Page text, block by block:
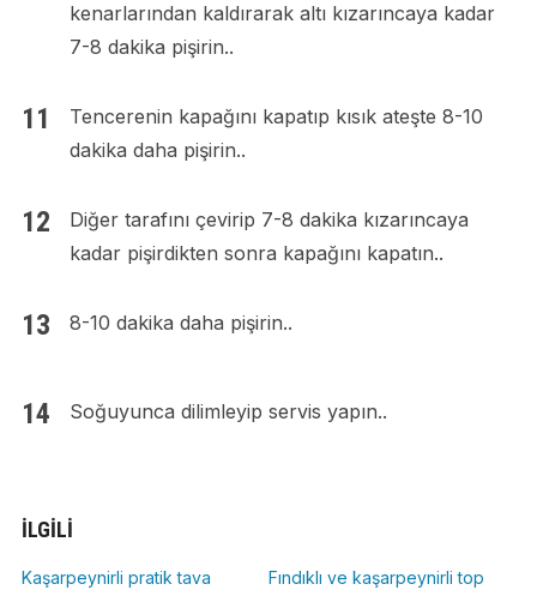
kenarlarından kaldırarak altı kızarıncaya kadar
7-8 dakika pişirin..
Tencerenin kapağını kapatıp kısık ateşte 8-10
dakika daha pişirin..
Diğer tarafını çevirip 7-8 dakika kızarıncaya
kadar pişirdikten sonra kapağını kapatın..
8-10 dakika daha pişirin..
Soğuyunca dilimleyip servis yapın..
İLGILI
Kaşarpeynirli pratik tava
Fındıklı ve kaşarpeynirli top